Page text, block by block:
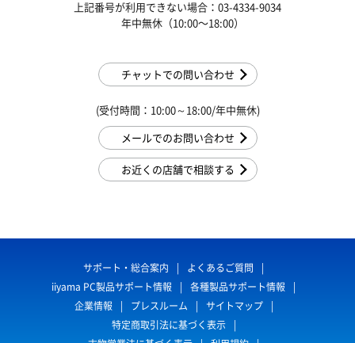
上記番号が利用できない場合：03-4334-9034
年中無休（10:00〜18:00）
チャットでの問い合わせ
(受付時間：10:00～18:00/年中無休)
メールでのお問い合わせ
お近くの店舗で相談する
サポート・総合案内
よくあるご質問
iiyama PC製品サポート情報
各種製品サポート情報
企業情報
プレスルーム
サイトマップ
特定商取引法に基づく表示